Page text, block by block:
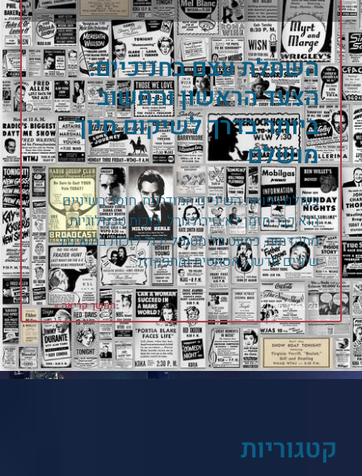
השתלת עצם בחניכיים:
הצעד הראשון והחשוב
ביותר בדרך לשיקום חיוך
מושלם
בעולם רפואת השיניים המודרנית, חוסר בשיניים
הוא כבר מזמן לא גזירת גורל. בזכות טכנולוגיות
מתקדמות, כמעט כל מטופל יכול לזכות במערכת
שיניים חדשה, אסתטית ומתפקדת.
המשך קריאה » 20 במאי 2026
קטגוריות